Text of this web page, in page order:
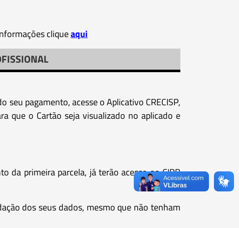
cliqueaqui
pagamento, acesse o Aplicativo CRECISP,
que o Cartão seja visualizado no aplicado e
da primeira parcela, já terão acesso ao CIRP
dos seus dados, mesmo que não tenham